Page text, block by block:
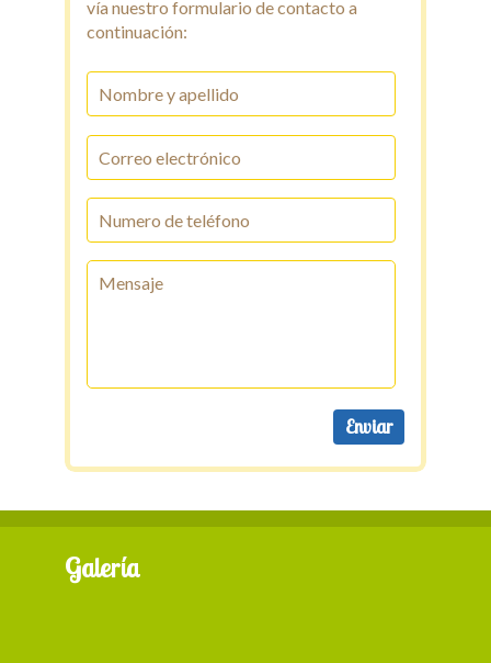
vía nuestro formulario de contacto a
continuación:
Galería